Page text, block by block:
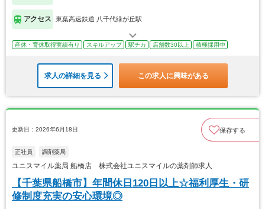
アクセス 東葉高速鉄道 八千代緑が丘駅
産休・育休取得実績有り スキルアップ 駅チカ 店舗数30以上 積極採用中
求人の詳細を見る この求人に興味がある
更新日：2026年6月18日 保存する
正社員 調剤薬局
ユニスマイル薬局 船橋店 株式会社ユニスマイルの薬剤師求人
【千葉県船橋市】年間休日120日以上☆福利厚生・研
修制度充実の安心環境◎